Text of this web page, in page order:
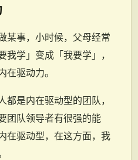
某事，小时候，父母经常
学」变成「我要学」，
在驱动力。
是内在驱动型的团队，
团队领导者有很强的能
在驱动型，在这方面，我